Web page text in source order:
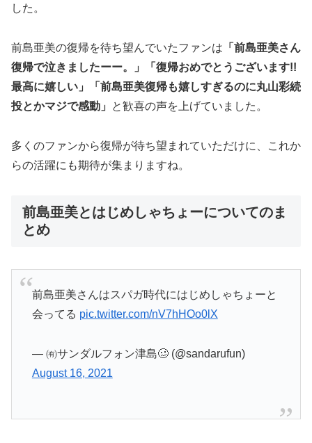
した。
前島亜美の復帰を待ち望んでいたファンは 「前島亜美さん
復帰で泣きましたーー。」「復帰おめでとうございます!!
最高に嬉しい」「前島亜美復帰も嬉しすぎるのに丸山彩続
投とかマジで感動」
と歓喜の声を上げていました。
多くのファンから復帰が待ち望まれていただけに、これか
らの活躍にも期待が集まりますね。
前島亜美とはじめしゃちょーについてのま
とめ
前島亜美さんはスパガ時代にはじめしゃちょーと
会ってる pic.twitter.com/nV7hHOo0lX
— ㈲サンダルフォン津島🥴 (@sandarufun)
August 16, 2021